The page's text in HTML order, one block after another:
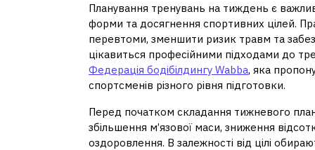
Планування тренувань на тиждень є
форми та досягнення спортивних цілей.
перевтоми, зменшити ризик травм та
цікавиться професійними підходами до
Федерація бодібілдингу Wabba, яка
спортсменів різного рівня підготовки.
Перед початком складання тижневого
збільшення м’язової маси, зниження
оздоровлення. В залежності від цілі